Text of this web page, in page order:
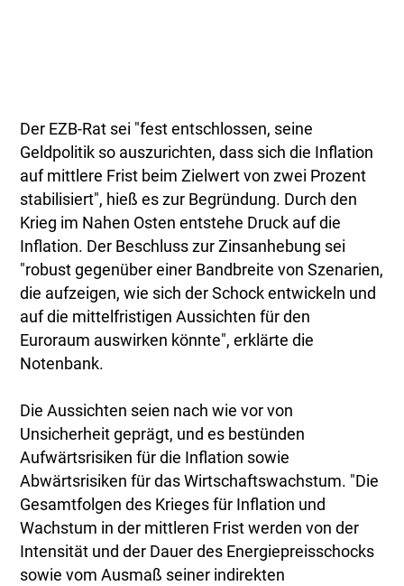
Der EZB-Rat sei "fest entschlossen, seine
Geldpolitik so auszurichten, dass sich die Inflation
auf mittlere Frist beim Zielwert von zwei Prozent
stabilisiert", hieß es zur Begründung. Durch den
Krieg im Nahen Osten entstehe Druck auf die
Inflation. Der Beschluss zur Zinsanhebung sei
"robust gegenüber einer Bandbreite von Szenarien,
die aufzeigen, wie sich der Schock entwickeln und
auf die mittelfristigen Aussichten für den
Euroraum auswirken könnte", erklärte die
Notenbank.
Die Aussichten seien nach wie vor von
Unsicherheit geprägt, und es bestünden
Aufwärtsrisiken für die Inflation sowie
Abwärtsrisiken für das Wirtschaftswachstum. "Die
Gesamtfolgen des Krieges für Inflation und
Wachstum in der mittleren Frist werden von der
Intensität und der Dauer des Energiepreisschocks
sowie vom Ausmaß seiner indirekten